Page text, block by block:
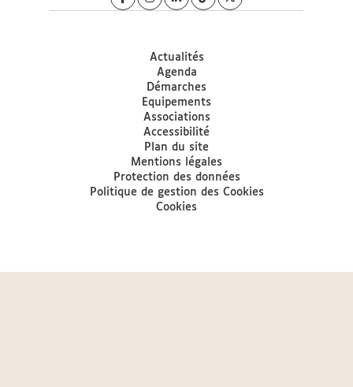
Actualités
Agenda
Démarches
Equipements
Associations
Accessibilité
Plan du site
Mentions légales
Protection des données
Politique de gestion des Cookies
Cookies